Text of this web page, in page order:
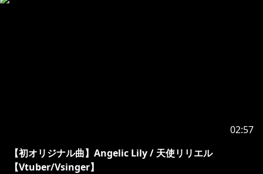
ちゃんと好きだって 言えるように
02:57
【初オリジナル曲】Angelic Lily / 天使リリエル
【Vtuber/Vsinger】